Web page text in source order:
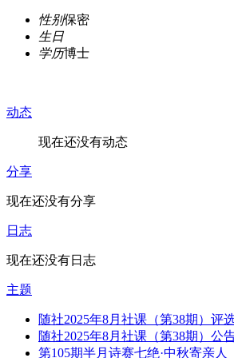
性别保密
生日
学历博士
动态
现在还没有动态
分享
现在还没有分享
日志
现在还没有日志
主题
随社2025年8月社课（第38期）评
随社2025年8月社课（第38期）公
第105期半月诗赛七绝·中秋寄亲人